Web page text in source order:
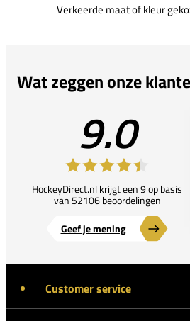
Verkeerde maat of kleur
Wat zeggen onze
9.0
HockeyDirect.nl krijgt een 9 op basis
van 52106 beoordelingen
Geef je mening
Customer service